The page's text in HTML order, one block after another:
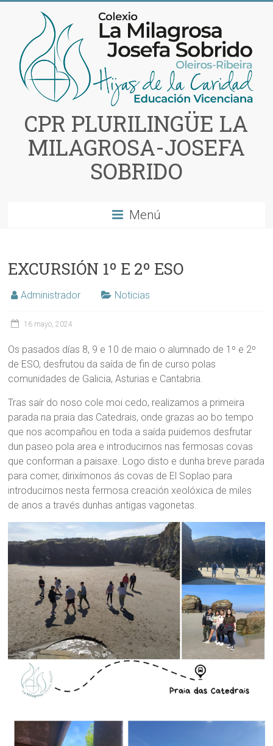
contenido
CPR PLURILINGÜE LA
MILAGROSA-JOSEFA
SOBRIDO
Menú
EXCURSIÓN 1º E 2º ESO
Administrador Noticias
16 mayo, 2024
Os pasados días 8, 9 e 10 de maio o alumnado de 1º e 2º
de ESO, desfrutou da saída de fin de curso polas
comunidades de Galicia, Asturias e Cantabria.
Tras saír do noso cole moi cedo, realizamos a primeira
parada na praia das Catedrais, onde grazas ao bo tempo
que nos acompañou en toda a saída puidemos desfrutar
dun paseo pola area e introducirnos nas fermosas covas
que conforman a paisaxe. Logo disto e dunha breve parada
para comer, dirixímonos ás covas de El Soplao para
introducirnos nesta fermosa creación xeolóxica de miles
de anos a través dunhas antigas vagonetas.